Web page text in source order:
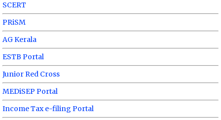
SCERT
PRiSM
AG Kerala
ESTB Portal
Junior Red Cross
MEDiSEP Portal
Income Tax e-filing Portal